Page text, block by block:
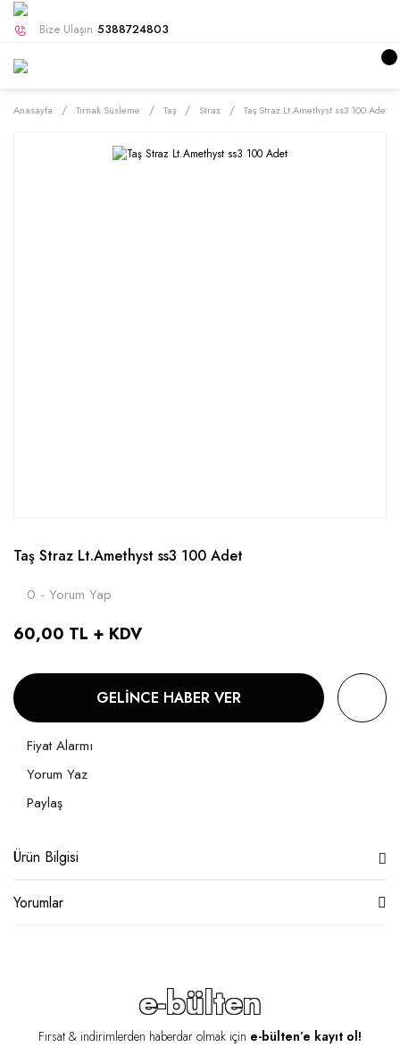
Bize Ulaşın 5388724803
Anasayfa Tırnak Süsleme Taş Straz Taş Straz Lt.Amethyst ss3 100 Adet
Taş Straz Lt.Amethyst ss3 100 Adet
0 - Yorum Yap
60,00 TL + KDV
GELİNCE HABER VER
Fiyat Alarmı
Yorum Yaz
Paylaş
Ürün Bilgisi
Yorumlar
e-bülten
Fırsat & indirimlerden haberdar olmak için e-bülten’e kayıt ol!